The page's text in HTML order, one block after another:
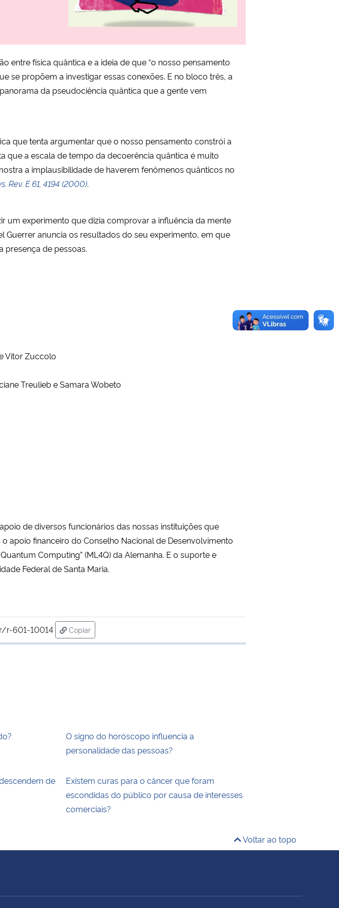
entre física quântica e a ideia de que “o nosso pensamento
se propõem a investigar essas conexões. E no bloco três, a
da pseudociência quântica que a gente vem
que tenta argumentar que o nosso pensamento constrói a
que a escala de tempo da decoerência quântica é muito
a implausibilidade de haverem fenômenos quânticos no
Rev. E 61, 4194 (2000).
um experimento que dizia comprovar a influência da mente
Guerrer anuncia os resultados do seu experimento, em que
de pessoas.
Vitor Zuccolo
Treulieb e Samara Wobeto
de diversos funcionários das nossas instituições que
apoio financeiro do Conselho Nacional de Desenvolvimento
Computing” (ML4Q) da Alemanha. E o suporte e
Federal de Santa Maria.
r-601-10014
Copiar
para área de transferência
O signo do horóscopo influencia a
personalidade das pessoas?
de
Existem curas para o câncer que foram
escondidas do público por causa de interesses
comerciais?
Voltar ao topo